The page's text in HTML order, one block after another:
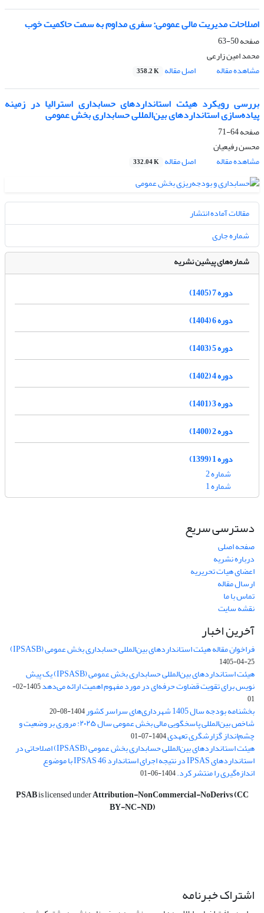
اصلاحات مدیریت مالی عمومی: سفری مداوم به سمت حاکمیت خوب
صفحه50-63
محمد امین زارعی
مشاهده مقاله
اصل مقاله 358.2 K
بررسی رویکرد هیئت استانداردهای حسابداری استرالیا در زمینه
پیاده‌سازی استانداردهای بین‌المللی حسابداری بخش عمومی
صفحه64-71
محسن رفیعیان
مشاهده مقاله
اصل مقاله 332.04 K
مقالات آماده انتشار
شماره جاری
شماره‌های پیشین نشریه
دوره 7 (1405)
دوره 6 (1404)
دوره 5 (1403)
دوره 4 (1402)
دوره 3 (1401)
دوره 2 (1400)
دوره 1 (1399)
شماره 2
شماره 1
دسترسی سریع
صفحه اصلی
درباره نشریه
اعضای هیات تحریریه
ارسال مقاله
تماس با ما
نقشه سایت
آخرین اخبار
فراخوان مقاله هیئت استانداردهای بین‌المللی حسابداری بخش عمومی (IPSASB)
1405-04-25
هیئت استانداردهای بین‌المللی حسابداری بخش عمومی (IPSASB) یک پیش
نویس برای تقویت قضاوت‌ حرفه‌ای در مورد مفهوم اهمیت ارائه می‌دهد
1405-02-
01
بخشنامه بودجه سال 1405 شهرداری‌های سراسر کشور 1404-08-20
شاخص بین‌المللی پاسخگویی مالی بخش عمومی سال ۲۰۲۵: مروری بر وضعیت و
چشم‌انداز گزارشگری تعهدی1404-07-01
هیئت استانداردهای بین‌المللی حسابداری بخش عمومی (IPSASB) اصلاحاتی در
استانداردهای IPSAS در نتیجه اجرای استاندارد IPSAS 46 با موضوع
اندازه‌گیری را منتشر کرد.1404-06-01
PSABis licensed underAttribution-NonCommercial-NoDerivs (CC
BY-NC-ND)
اشتراک خبرنامه